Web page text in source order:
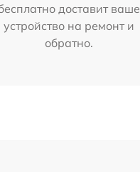
доставит ваше
устройство на ремонт и
обратно.